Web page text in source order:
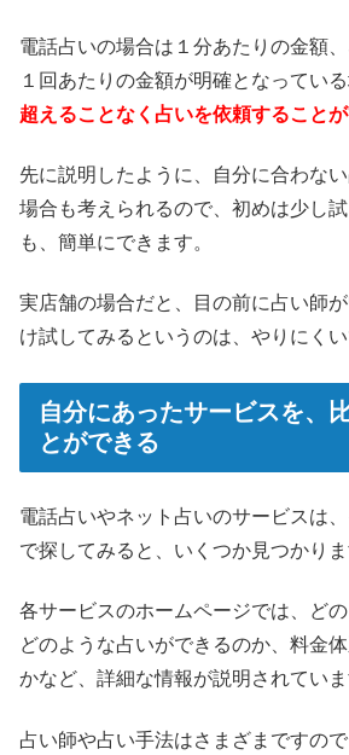
電話占いの場合は１分あたりの金額
１回あたりの金額が明確となっている
超えることなく占いを依頼すること
先に説明したように、自分に合わな
場合も考えられるので、初めは少し
も、簡単にできます。
実店舗の場合だと、目の前に占い師
け試してみるというのは、やりにくい
自分にあったサービスを、
とができる
電話占いやネット占いのサービスは
で探してみると、いくつか見つかりま
各サービスのホームページでは、ど
どのような占いができるのか、料金
かなど、詳細な情報が説明されていま
占い師や占い手法はさまざまですの